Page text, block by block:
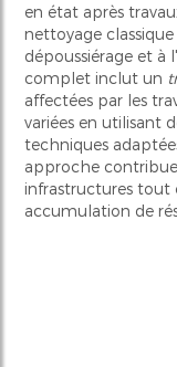
en état après
nettoyage
dépoussiérage et à
complet inclut un
affectées par les
variées en utilisant
techniques
approche
infrastructures tout
accumulation de